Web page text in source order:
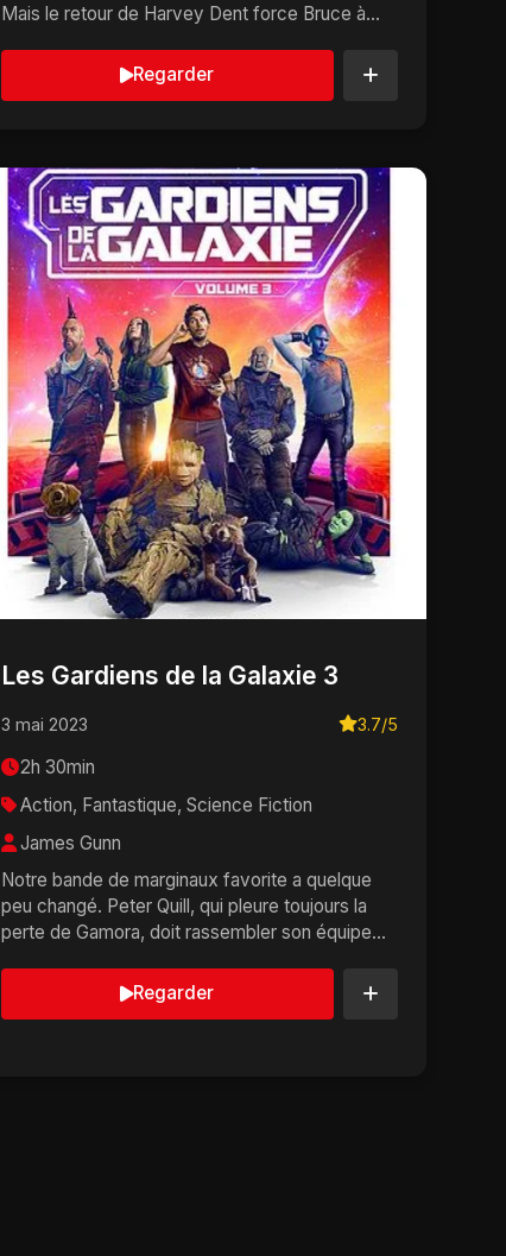
Mais le retour de Harvey Dent force Bruce à
Regarder
Les Gardiens de la Galaxie 3
3 mai 2023 3.7/5
2h 30min
Action, Fantastique, Science Fiction
James Gunn
Notre bande de marginaux favorite a quelque
peu changé. Peter Quill, qui pleure toujours la
perte de Gamora, doit rassembler son équipe
Regarder